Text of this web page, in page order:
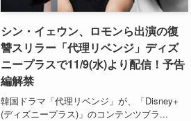
シン・イェウン、ロモンら出演の復
讐スリラー「代理リベンジ」ディズ
ニープラスで11/9(水)より配信！予告
編解禁
韓国ドラマ「代理リベンジ」が、「Disney+
(ディズニープラス)」のコンテンツブラ...